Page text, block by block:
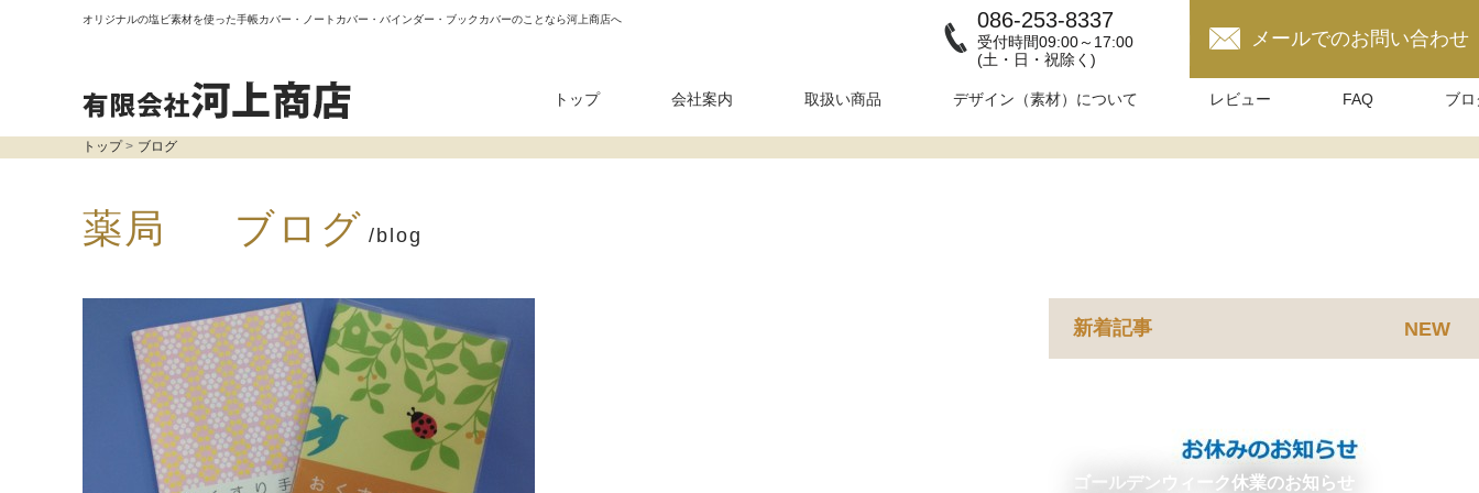
オリジナルの塩ビ素材を使った手帳カバー・ノートカバー・バインダー・ブックカバーのことなら河上商店へ 086-253-8337
受付時間09:00～17:00
(土・日・祝除く)
メールでのお問い合わせ
トップ 会社案内 取扱い商品 デザイン（素材）について レビュー FAQ ブロ
トップ ブログ
薬局 ブログ /blog
新着記事 NEW
ゴールデンウィーク休業のお知らせ